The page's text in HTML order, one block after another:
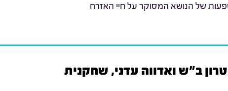
של הנושא המסוקר על חיי האזרח
ב"ש ואדווה עדני, שחקנית